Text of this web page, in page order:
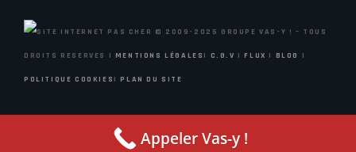
© 2009-2025 GROUPE VAS-Y ! – TOUS
DROITS RESERVES | MENTIONS LÉGALES | C.G.V |FLUX | BLOG |
POLITIQUE COOKIES |PLAN DU SITE
Appeler Vas-y !